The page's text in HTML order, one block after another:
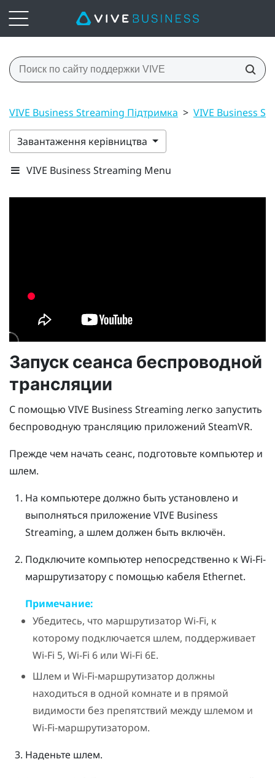
VIVE Business Streaming Підтримка > VIVE Business
Завантаження керівництва
VIVE Business Streaming Menu
Запуск сеанса беспроводной
трансляции
С помощью VIVE Business Streaming легко запустить
беспроводную трансляцию приложений SteamVR.
Прежде чем начать сеанс, подготовьте компьютер и
шлем.
На компьютере должно быть установлено и
выполняться приложение VIVE Business
Streaming, а шлем должен быть включён.
Подключите компьютер непосредственно к Wi-Fi-
маршрутизатору с помощью кабеля Ethernet.
Примечание:
Убедитесь, что маршрутизатор Wi-Fi, к
которому подключается шлем, поддерживает
Wi-Fi 5, Wi-Fi 6 или Wi-Fi 6E.
Шлем и Wi-Fi-маршрутизатор должны
находиться в одной комнате и в прямой
видимости без препятствий между шлемом и
Wi-Fi-маршрутизатором.
Наденьте шлем.